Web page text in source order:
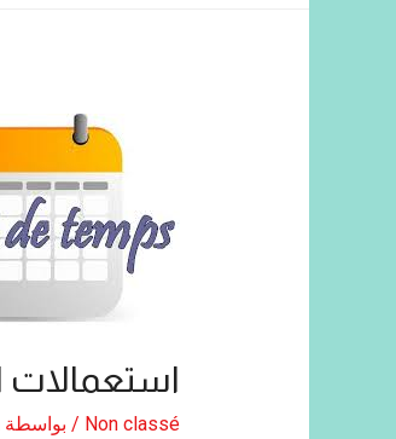
استعمالات
Non classé / بواسطة